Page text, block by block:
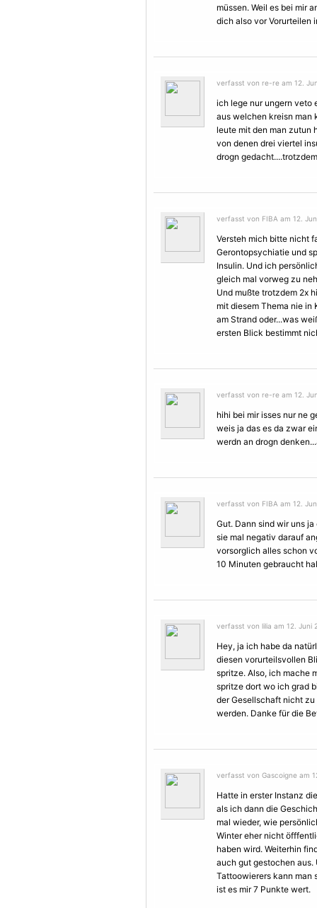
müssen. Weil es bei mir
dich also vor Vorurteilen
verfasst von re-re am 12.
ich lege nur ungern veto
aus welchen kreisn man
leute mit den man zutun
von denen drei viertel
drogn
verfasst von FIBA am 12.
Versteh mich bitte nicht
Gerontopsychiatie und
Insulin. Und ich
gleich mal vorweg zu
Und mußte trotzdem 2x
mit diesem Thema nie in
am Strand oder...was
ersten Blick bestimmt
verfasst von re-re am 12.
hihi bei mir isses nur ne
weis ja das es da zwar
werdn an drogn
verfasst von FIBA am 12.
Gut. Dann sind wir uns
sie mal negativ darauf
vorsorglich alles schon
10 Minuten gebraucht
verfasst von lilia am 12. Juni
Hey, ja ich habe da
diesen vorurteilsvollen
spritze. Also, ich mache
spritze dort wo ich grad
der Gesellschaft nicht
werden. Danke für die
verfasst von Gascoigne am
Hatte in erster Instanz
als ich dann die
mal wieder, wie
Winter eher nicht
haben wird. Weiterhin
auch gut gestochen
Tattoowierers kann man
ist es mir 7 Punkte wert.